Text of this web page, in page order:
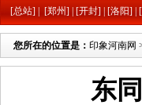
[总站] [郑州] [开封] [洛阳]
您所在的位置是： 印象河南网
东